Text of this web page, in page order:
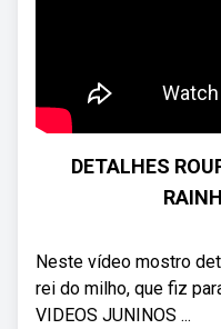
DETALHES
Neste vídeo mostro
rei do milho, que fiz
VIDEOS JUNINOS ...